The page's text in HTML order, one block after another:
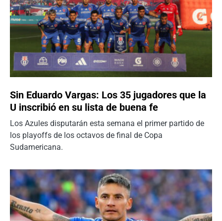
Sin Eduardo Vargas: Los 35 jugadores que la
U inscribió en su lista de buena fe
Los Azules disputarán esta semana el primer partido de
los playoffs de los octavos de final de Copa
Sudamericana.